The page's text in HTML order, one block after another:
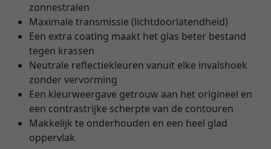
zonnestralen
Maximale transmissie (lichtdoorlatendheid)
Een extra coating maakt het glas beter bestand
tegen krassen
Neutrale reflectiekleuren vanuit elke invalshoek
zonder vervorming
Een kleurweergave getrouw aan het origineel en
een contrastrijke scherpte van de contouren
Makkelijk te onderhouden en een heel glad
oppervlak